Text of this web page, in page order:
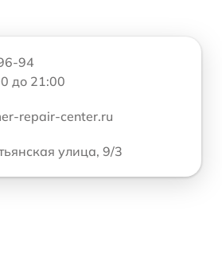
94
до 21:00
repair-center.ru
улица, 9/3